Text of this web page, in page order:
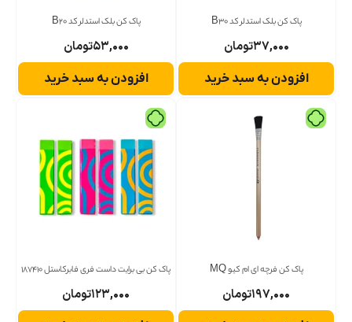
پاک کن بلک استدلر کد B30
۳۷,۰۰۰تومان
افزودن به سبد خرید
پاک کن بلک استدلر کد B20
۵۳,۰۰۰تومان
افزودن به سبد خرید
پاک کن فرچه ای ام کیو MQ
۱۹۷,۰۰۰تومان
پاک کن بی برایت داست فری فابرکاستل 187410
۱۲۳,۰۰۰تومان